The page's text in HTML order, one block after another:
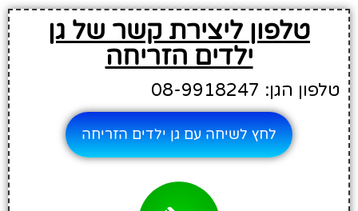
טלפון ליצירת קשר של גן
ילדים הזריחה
טלפון הגן: 08-9918247
לחץ לשיחה עם גן ילדים הזריחה